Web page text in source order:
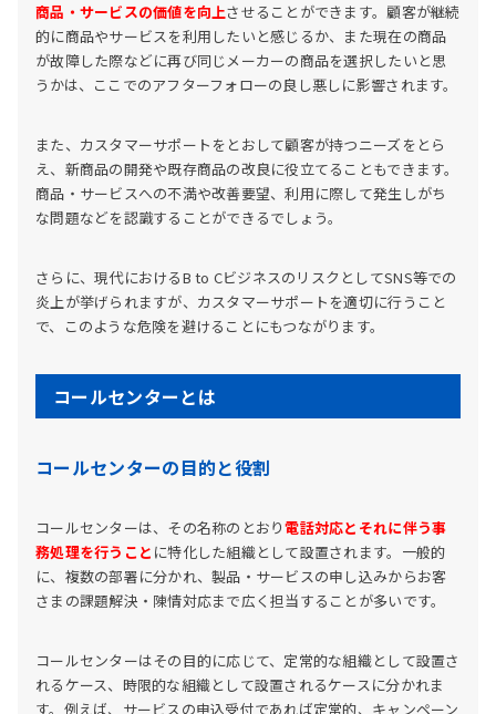
商品・サービスの価値を向上させることができます。顧客が継続
的に商品やサービスを利用したいと感じるか、また現在の商品
が故障した際などに再び同じメーカーの商品を選択したいと思
うかは、ここでのアフターフォローの良し悪しに影響されます。
また、カスタマーサポートをとおして顧客が持つニーズをとら
え、新商品の開発や既存商品の改良に役立てることもできます。
商品・サービスへの不満や改善要望、利用に際して発生しがち
な問題などを認識することができるでしょう。
さらに、現代におけるB to CビジネスのリスクとしてSNS等での
炎上が挙げられますが、カスタマーサポートを適切に行うこと
で、このような危険を避けることにもつながります。
コールセンターとは
コールセンターの目的と役割
コールセンターは、その名称のとおり電話対応とそれに伴う事
務処理を行うこと に特化した組織として設置されます。一般的
に、複数の部署に分かれ、製品・サービスの申し込みからお客
さまの課題解決・陳情対応まで広く担当することが多いです。
コールセンターはその目的に応じて、定常的な組織として設置さ
れるケース、時限的な組織として設置されるケースに分かれま
す。例えば、サービスの申込受付であれば定常的、キャンペーン